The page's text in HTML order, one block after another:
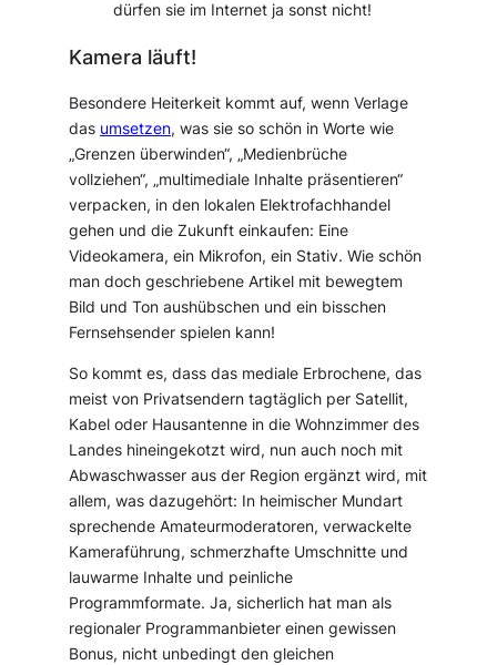
dürfen sie im Internet ja sonst nicht!
Kamera läuft!
Besondere Heiterkeit kommt auf, wenn Verlage
das umsetzen, was sie so schön in Worte wie
„Grenzen überwinden“, „Medienbrüche
vollziehen“, „multimediale Inhalte präsentieren“
verpacken, in den lokalen Elektrofachhandel
gehen und die Zukunft einkaufen: Eine
Videokamera, ein Mikrofon, ein Stativ. Wie schön
man doch geschriebene Artikel mit bewegtem
Bild und Ton aushübschen und ein bisschen
Fernsehsender spielen kann!
So kommt es, dass das mediale Erbrochene, das
meist von Privatsendern tagtäglich per Satellit,
Kabel oder Hausantenne in die Wohnzimmer des
Landes hineingekotzt wird, nun auch noch mit
Abwaschwasser aus der Region ergänzt wird, mit
allem, was dazugehört: In heimischer Mundart
sprechende Amateurmoderatoren, verwackelte
Kameraführung, schmerzhafte Umschnitte und
lauwarme Inhalte und peinliche
Programmformate. Ja, sicherlich hat man als
regionaler Programmanbieter einen gewissen
Bonus, nicht unbedingt den gleichen